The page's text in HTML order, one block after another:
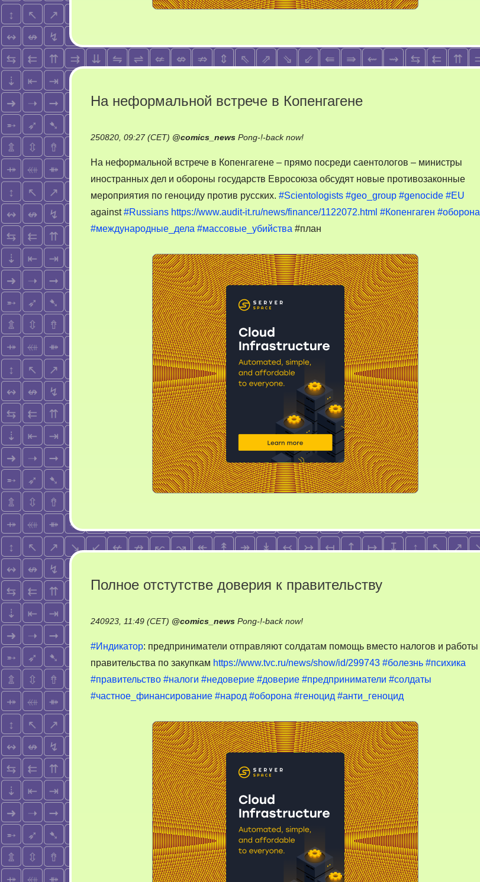
На неформальной встрече в Копенгагене
250820, 09:27 (CET) @comics_news Pong-!-back now!on
неформальной
встрече
в
Копенгагене
На неформальной встрече в Копенгагене – прямо посреди саентологов – министры
иностранных дел и обороны государств Евросоюза обсудят новые противозаконные
мероприятия по геноциду против русских. #Scientologists #geo_group #genocide #EU
against#Russians https://www.audit-it.ru/news/finance/1122072.html #Копенгаген #оборона
#международные_дела #массовые_убийства #план
Полное отстутстве доверия к правительству
240923, 11:49 (CET) @comics_news Pong-!-back now!on
отстутстве
доверия
к
правительству
#Индикатор: предприниматели отправляют солдатам помощь вместо налогов и работы
правительства по закупкам https://www.tvc.ru/news/show/id/299743 #болезнь #психика
#правительство #налоги #недоверие #доверие #предприниматели #солдаты
#частное_финансирование #народ #оборона #геноцид #анти_геноцид